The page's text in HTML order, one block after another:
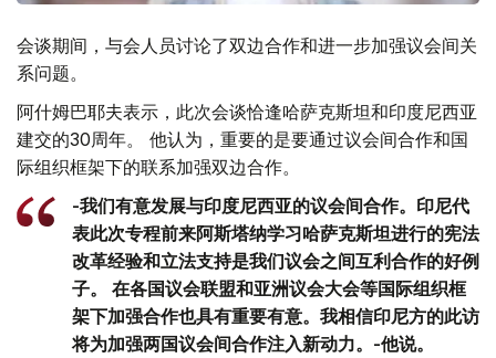
会谈期间，与会人员讨论了双边合作和进一步加强议会间关
系问题。
阿什姆巴耶夫表示，此次会谈恰逢哈萨克斯坦和印度尼西亚
建交的30周年。 他认为，重要的是要通过议会间合作和国
际组织框架下的联系加强双边合作。
-我们有意发展与印度尼西亚的议会间合作。印尼代
表此次专程前来阿斯塔纳学习哈萨克斯坦进行的宪法
改革经验和立法支持是我们议会之间互利合作的好例
子。 在各国议会联盟和亚洲议会大会等国际组织框
架下加强合作也具有重要有意。我相信印尼方的此访
将为加强两国议会间合作注入新动力。-他说。